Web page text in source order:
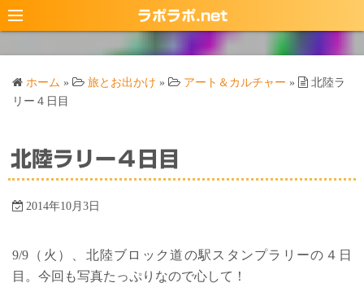
コ
ン
キ
ッ
ラポラポ.net
ホーム » 旅とお出かけ » アート＆カルチャー »
北陸ラ
リー４日目
北陸ラリー４日目
2014年10月3日
9/9（火）、北陸ブロック道の駅スタンプラリーの４日
目。今回も写真たっぷりなので心して！